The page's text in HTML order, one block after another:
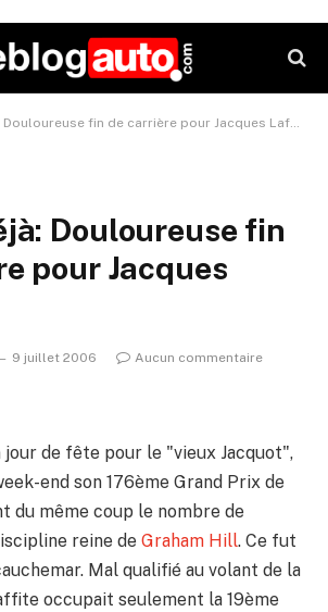
fin de carrière pour Jacques Laffite
Douloureuse fin
pour Jacques
9 juillet 2006 Aucun commentaire
jour de fête pour le "vieux Jacquot",
end son 176ème Grand Prix de
du même coup le nombre de
reine de Graham Hill. Ce fut
Mal qualifié au volant de la
occupait seulement la 19ème